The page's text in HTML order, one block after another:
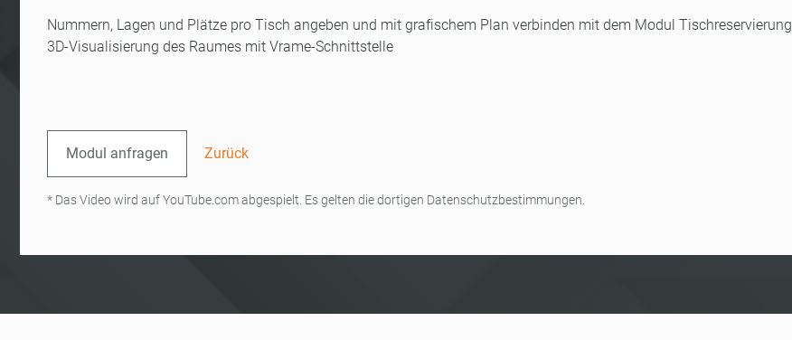
Nummern, Lagen und Plätze pro Tisch angeben und mit grafischem Plan verbinden mit dem Modul Tischreservierung
3D-Visualisierung des Raumes mit Vrame-Schnittstelle
Modul anfragen Zurück
* Das Video wird auf YouTube.com abgespielt. Es gelten die dortigen Datenschutzbestimmungen.